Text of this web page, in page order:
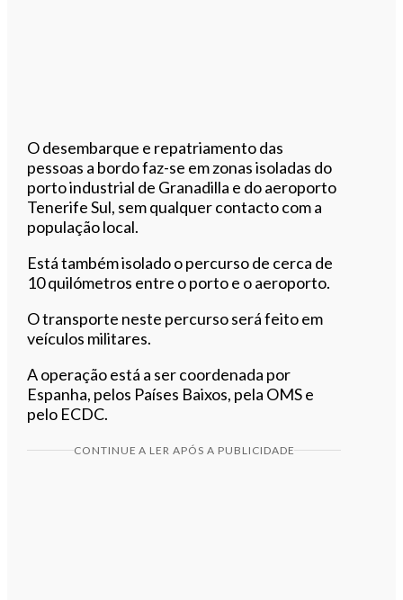
O desembarque e repatriamento das
pessoas a bordo faz-se em zonas isoladas do
porto industrial de Granadilla e do aeroporto
Tenerife Sul, sem qualquer contacto com a
população local.
Está também isolado o percurso de cerca de
10 quilómetros entre o porto e o aeroporto.
O transporte neste percurso será feito em
veículos militares.
A operação está a ser coordenada por
Espanha, pelos Países Baixos, pela OMS e
pelo ECDC.
CONTINUE A LER APÓS A PUBLICIDADE